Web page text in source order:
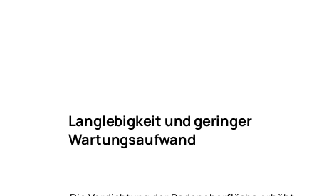
Langlebigkeit und geringer
Wartungsaufwand